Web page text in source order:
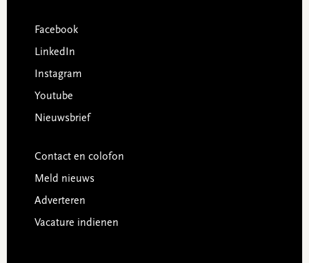
Facebook
LinkedIn
Instagram
Youtube
Nieuwsbrief
Contact en colofon
Meld nieuws
Adverteren
Vacature indienen